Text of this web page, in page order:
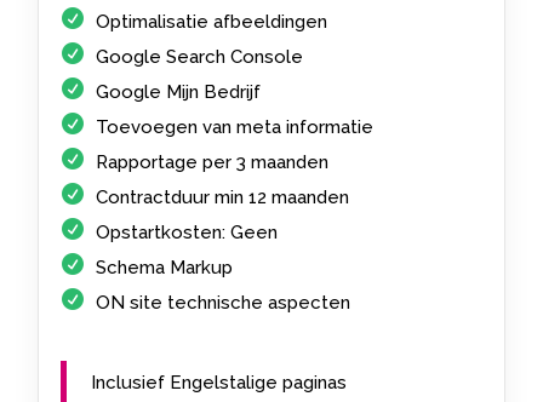
Optimalisatie afbeeldingen
Google Search Console
Google Mijn Bedrijf
Toevoegen van meta informatie
Rapportage per 3 maanden
Contractduur min 12 maanden
Opstartkosten: Geen
Schema Markup
ON site technische aspecten
Inclusief Engelstalige paginas